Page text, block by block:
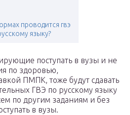
проводится гвэ
языку?
поступать в вузы и не
по здоровью,
ПМПК, тоже будут сдавать
ГВЭ по русскому языку
по другим заданиям и без
в вузы.